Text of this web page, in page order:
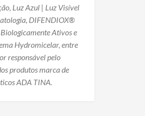
Luz Azul | Luz Visível
DIFENDIOX®
Ativos e
Hydromicelar, entre
responsável pelo
produtos marca de
ADA TINA.